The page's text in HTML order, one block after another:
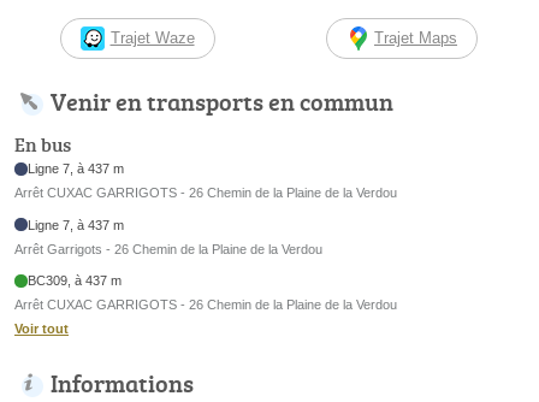
Trajet Waze Trajet Maps
Venir en transports en commun
En bus
Ligne 7, à 437 m
Arrêt CUXAC GARRIGOTS - 26 Chemin de la Plaine de la Verdou
Ligne 7, à 437 m
Arrêt Garrigots - 26 Chemin de la Plaine de la Verdou
BC309, à 437 m
Arrêt CUXAC GARRIGOTS - 26 Chemin de la Plaine de la Verdou
Voir tout
Informations